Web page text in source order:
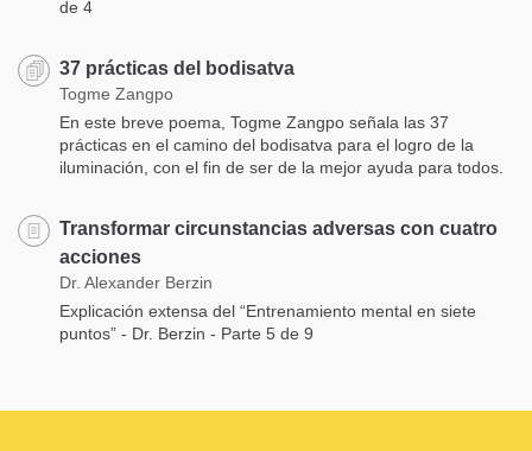
de 4
37 prácticas del bodisatva
Togme Zangpo
En este breve poema, Togme Zangpo señala las 37
prácticas en el camino del bodisatva para el logro de la
iluminación, con el fin de ser de la mejor ayuda para todos.
Transformar circunstancias adversas con cuatro
acciones
Dr. Alexander Berzin
Explicación extensa del “Entrenamiento mental en siete
puntos” - Dr. Berzin - Parte 5 de 9